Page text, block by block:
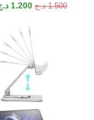
1.500 د.ج 1.200